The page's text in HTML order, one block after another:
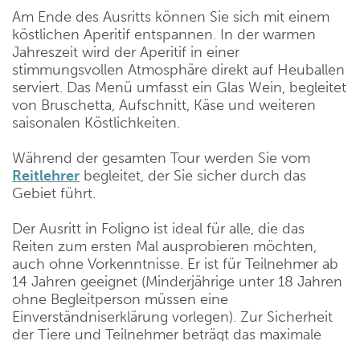
Am Ende des Ausritts können Sie sich mit einem
köstlichen Aperitif entspannen. In der warmen
Jahreszeit wird der Aperitif in einer
stimmungsvollen Atmosphäre direkt auf Heuballen
serviert. Das Menü umfasst ein Glas Wein, begleitet
von Bruschetta, Aufschnitt, Käse und weiteren
saisonalen Köstlichkeiten.
Während der gesamten Tour werden Sie vom
Reitlehrer begleitet, der Sie sicher durch das
Gebiet führt.
Der Ausritt in Foligno ist ideal für alle, die das
Reiten zum ersten Mal ausprobieren möchten,
auch ohne Vorkenntnisse. Er ist für Teilnehmer ab
14 Jahren geeignet (Minderjährige unter 18 Jahren
ohne Begleitperson müssen eine
Einverständniserklärung vorlegen). Zur Sicherheit
der Tiere und Teilnehmer beträgt das maximale